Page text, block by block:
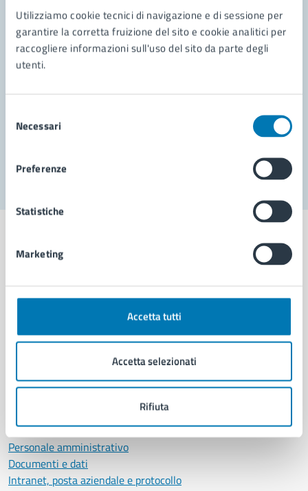
Utilizziamo cookie tecnici di navigazione e di sessione per
garantire la corretta fruizione del sito e cookie analitici per
raccogliere informazioni sull'uso del sito da parte degli
utenti.
delNecessari
Preferenze
Statistiche
Marketing
Accetta tutti
Accetta selezionati
Rifiuta
Leggi le domande frequenti
Richiedi assistenza
Problemi in città
Aree amministrative
Municipalità
Politici
Personale amministrativo
Documenti e dati
Intranet, posta aziendale e protocollo